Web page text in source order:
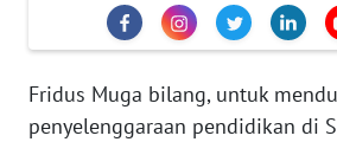
Fridus Muga bilang, untuk
penyelenggaraan pendidikan di
TENTANG
KAMI